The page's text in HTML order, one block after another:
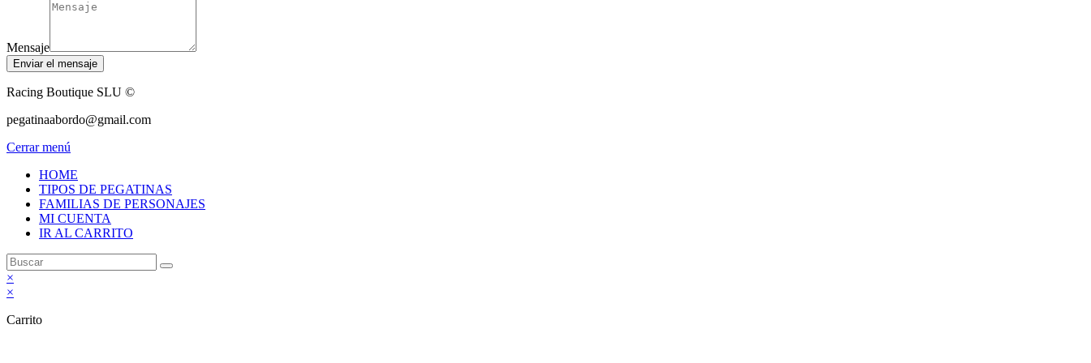
Mensaje
Enviar el mensaje
Racing Boutique SLU ©
pegatinaabordo@gmail.com
Cerrar menú
HOME
TIPOS DE PEGATINAS
FAMILIAS DE PERSONAJES
MI CUENTA
IR AL CARRITO
×
×
Carrito